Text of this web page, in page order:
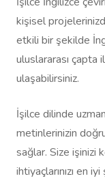
kişisel
etkili bir şekilde
uluslararası
ulaşabilirsiniz.
İşilce dilinde
metinlerinizin
sağlar. Size işinizi
ihtiyaçlarınızı en